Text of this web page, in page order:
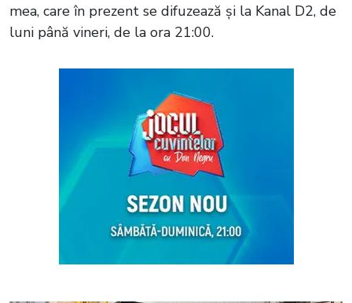
mea, care în prezent se difuzează și la Kanal D2, de
luni până vineri, de la ora 21:00.